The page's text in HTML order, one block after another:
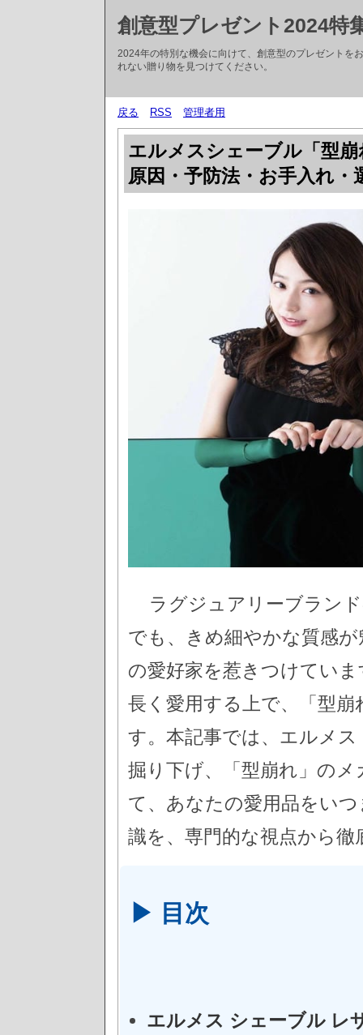
創意型プレゼント2024特
2024年の特別な機会に向けて、創意型のプレゼントを
れない贈り物を見つけてください。
戻る RSS 管理者用
エルメスシェーブル「型
原因・予防法・お手入れ・
ラグジュアリーブラン
でも、きめ細やかな質感
の愛好家を惹きつけてい
長く愛用する上で、「型
す。本記事では、エルメ
掘り下げ、「型崩れ」の
て、あなたの愛用品をい
識を、専門的な視点から徹
▶ 目次
エルメス シェーブル レ